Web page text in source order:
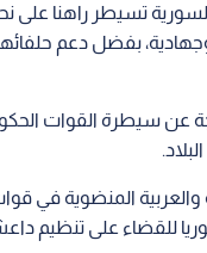
تسيطر راهنا
بفضل دعم حلفائها
عن سيطرة القوات
المنضوية في
للقضاء على تنظيم